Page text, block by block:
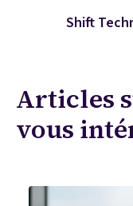
Shift
Articles
vous